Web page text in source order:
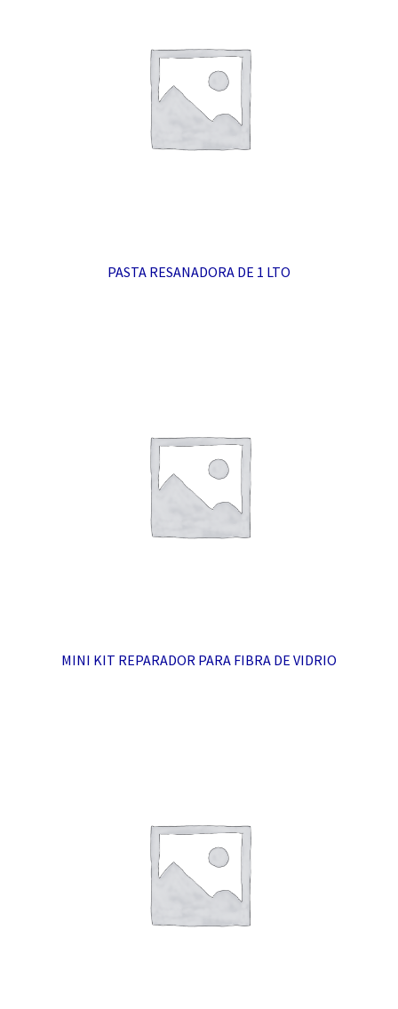
PASTA RESANADORA DE 1 LTO
MINI KIT REPARADOR PARA FIBRA DE VIDRIO